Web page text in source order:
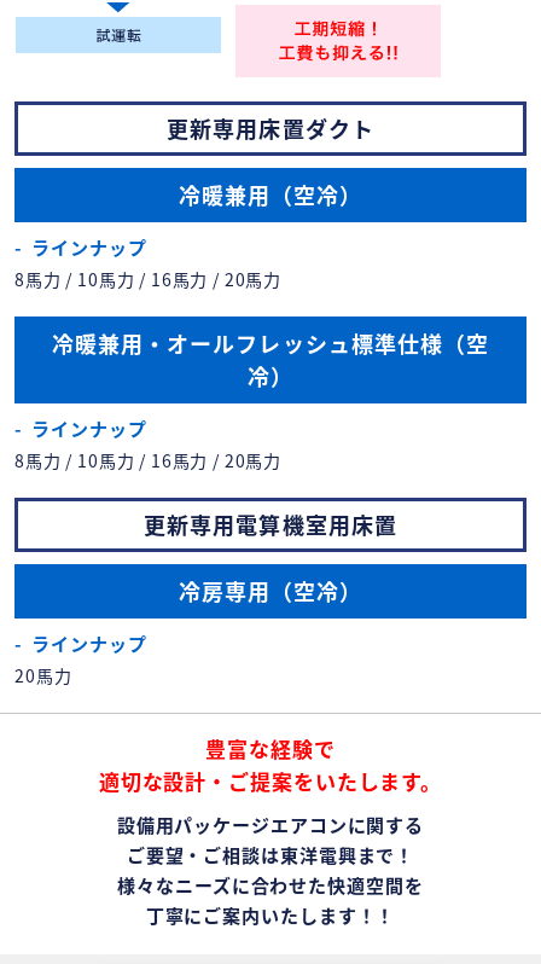
更新専用床置ダクト
冷暖兼用（空冷）
ラインナップ
8馬力 / 10馬力 / 16馬力 / 20馬力
冷暖兼用・オールフレッシュ標準仕様（空
冷）
ラインナップ
8馬力 / 10馬力 / 16馬力 / 20馬力
更新専用電算機室用床置
冷房専用（空冷）
ラインナップ
20馬力
豊富な経験で
適切な設計・ご提案をいたします。
設備用パッケージエアコンに関する
ご要望・ご相談は東洋電興まで！
様々なニーズに合わせた快適空間を
丁寧にご案内いたします！！